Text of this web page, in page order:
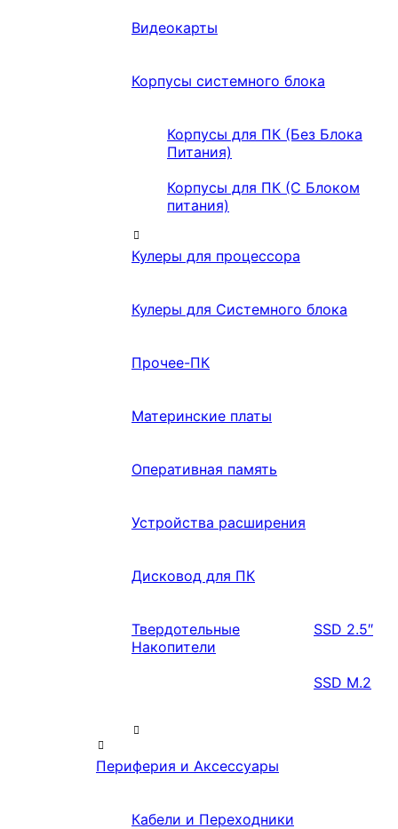
Видеокарты
Корпусы системного блока
Корпусы для ПК (Без Блока
Питания)
Корпусы для ПК (С Блоком
питания)
Кулеры для процессора
Кулеры для Системного блока
Прочее-ПК
Материнские платы
Оперативная память
Устройства расширения
Дисковод для ПК
Твердотельные
Накопители
SSD 2.5″
SSD M.2
Периферия и Аксессуары
Кабели и Переходники